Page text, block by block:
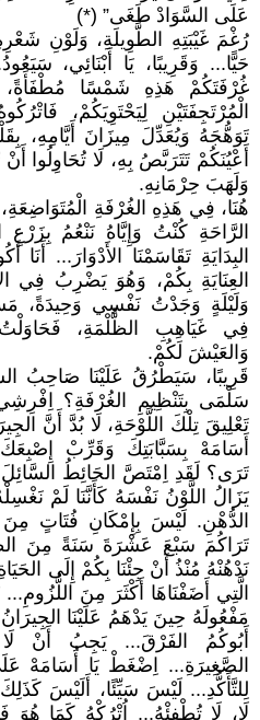
عَلَى السَّوَادْ طَغَى” (*)
رُغْمَ غَيْبَتِهِ الطَّوِيلَةِ، وَلَوْنِ
حَيًّا... وَقَرِيبًا، يَا أَبْنَائِي،
غُرْفَتَكُمْ هَذِهِ شَمْسًا مُطْفَأَةً،
الْمُرْتَجِفَتَيْنِ لِيَحْتَوِيَكُمْ،
تَوَهُّجَهُ وَيُعَدِّلَ مِيزَانَ أَيَّامِهِ،
أَعْيُنَكُمْ تَتَرَبَّصُ بِهِ، لَا تُحَاوِلُوا
وَلَهَبَ حِرْمَانِهِ.
هُنَا، فِي هَذِهِ الغُرْفَةِ
الرَّاحَةِ كُنْتُ وَإِيَّاهُ نَنْعُمُ بِزَرْعِ
البِدَايَةِ تَقَاسَمْنَا الأَدْوَارَ...
العِنَايَةِ بِكُمْ، وَهُوَ يَضْرِبُ فِي
وَلَيْلَةٍ وَجَدْتُ نَفْسِي وَحِيدَةً،
فِي غَيَاهِبِ الظُّلْمَةِ، فَحَاوَلْتُ
وَالعَيْشَ لَكُمْ.
قَرِيبًا، سَيَطْرُقُ عَلَيْنَا صَاحِبُ
سَلْمَى بِتَنْظِيمِ الغُرْفَةِ؟
تَعْلِيقَ تِلْكَ اللَّوْحَةِ، لَا بُدَّ أَنَّ
أَسَامَهْ بِسَبَّابَتِكَ وَقَرِّبْ
تَرَى؟ لَقَدِ اِمْتَصَّ الحَائِطُ
يَزَالُ اللَّوْنُ نَفْسَهُ كَأَنَّنَا لَمْ
الدُّهْنِ. لَيْسَ بِإِمْكَانِ فُتَاتٍ
تَرَاكُمَ سَبْعَ عَشْرَةَ سَنَةً مِنَ
نَدْهُنْهُ مُنْذُ أَنْ جِئْنَا بِكُمْ إِلَى
الَّتِي أَضَفْنَاهَا أَكْثَرَ مِنَ
مَفْعُولَهُ حِينَ يَدْهَمُ عَلَيْنَا
أَبُوكُمُ الفَرْقَ... يَجِبُ أَنْ
الصَّغِيرَةِ... اِضْغَطْ يَا أُسَامَهْ
لِلتَّأَكُّدِ... لَيْسَ سَيِّئًا، أَلَيْسَ
لَا، لَا تُطْفِئْهُ... اُتْرُكْهُ كَمَا